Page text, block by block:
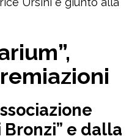
e dalla